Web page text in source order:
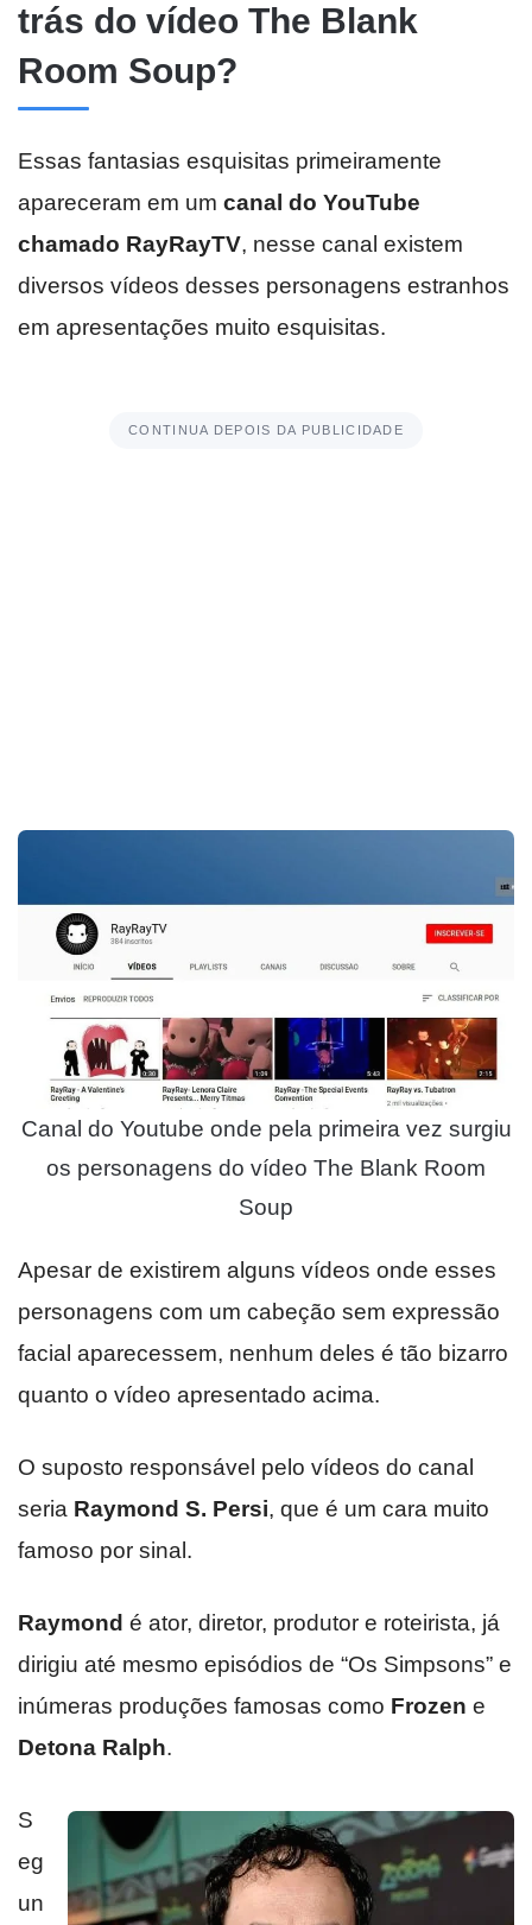
trás do vídeo The Blank
Room Soup?
Essas fantasias esquisitas primeiramente
apareceram em um canal do YouTube
chamado RayRayTV, nesse canal existem
diversos vídeos desses personagens estranhos
em apresentações muito esquisitas.
CONTINUA DEPOIS DA PUBLICIDADE
Canal do Youtube onde pela primeira vez surgiu
os personagens do vídeo The Blank Room
Soup
Apesar de existirem alguns vídeos onde esses
personagens com um cabeção sem expressão
facial aparecessem, nenhum deles é tão bizarro
quanto o vídeo apresentado acima.
O suposto responsável pelo vídeos do canal
seria Raymond S. Persi, que é um cara muito
famoso por sinal.
Raymond é ator, diretor, produtor e roteirista, já
dirigiu até mesmo episódios de “Os Simpsons” e
inúmeras produções famosas como Frozen e
Detona Ralph.
S
eg
un